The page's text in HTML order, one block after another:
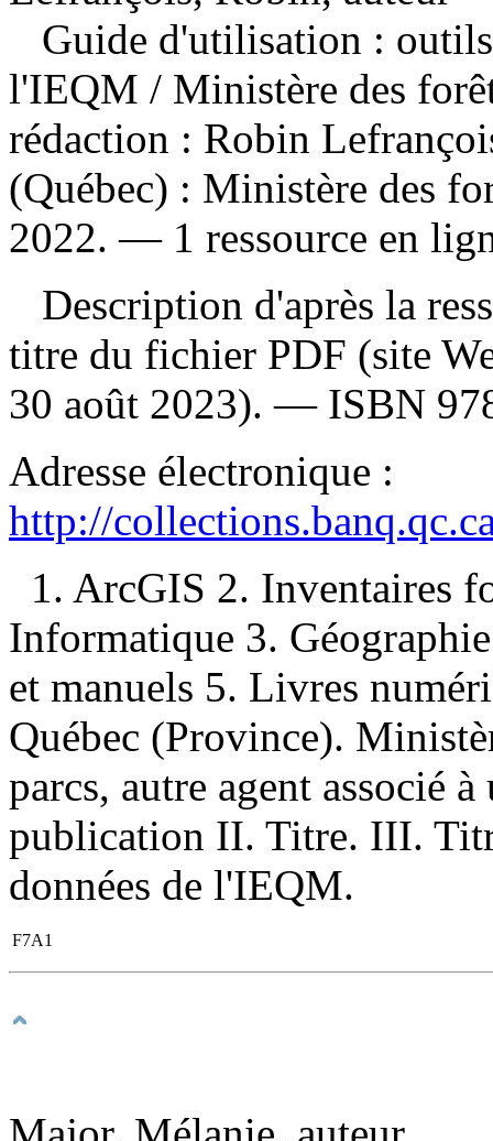
Guide d'utilisation :
l'IEQM / Ministère des
rédaction : Robin
(Québec) : Ministère des
2022. — 1 ressource en
Description d'après la
titre du fichier PDF (site
30 août 2023). — ISBN
Adresse électronique :
http://
1. ArcGIS 2. Inventaires
Informatique 3.
et manuels 5. Livres
Québec (Province).
parcs, autre agent associé
publication II. Titre. III.
données de l'IEQM.
F7A1